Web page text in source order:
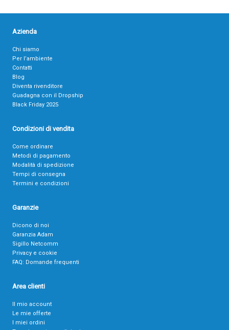
Azienda
Chi siamo
Per l’ambiente
Contatti
Blog
Diventa rivenditore
Guadagna con il Dropship
Black Friday 2025
Condizioni di vendita
Come ordinare
Metodi di pagamento
Modalità di spedizione
Tempi di consegna
Termini e condizioni
Garanzie
Dicono di noi
Garanzia Adam
Sigillo Netcomm
Privacy e cookie
FAQ: Domande frequenti
Area clienti
Il mio account
Le mie offerte
I miei ordini